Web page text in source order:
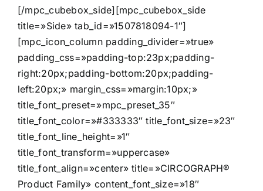
[/mpc_cubebox_side][mpc_cubebox_side
title=»Side» tab_id=»1507818094-1″]
[mpc_icon_column padding_divider=»true»
padding_css=»padding-top:23px;padding-
right:20px;padding-bottom:20px;padding-
left:20px;» margin_css=»margin:10px;»
title_font_preset=»mpc_preset_35″
title_font_color=»#333333″ title_font_size=»23″
title_font_line_height=»1″
title_font_transform=»uppercase»
title_font_align=»center» title=»CIRCOGRAPH®
Product Family» content_font_size=»18″